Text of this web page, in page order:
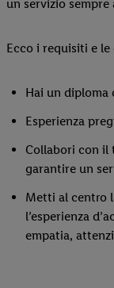
un servizio sempre
Ecco i requisiti e
Hai un diploma
Esperienza
Collabori con il
garantire un
Metti al centro
l’esperienza
empatia,